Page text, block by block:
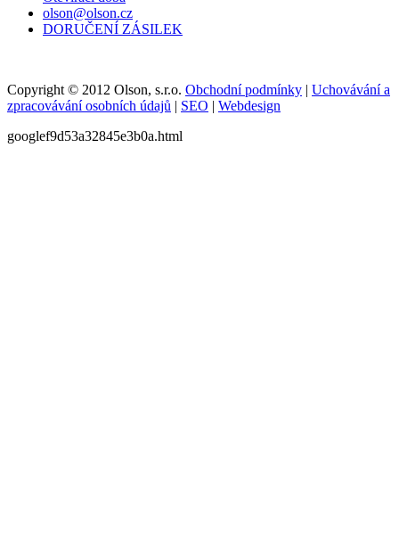
olson@olson.cz
DORUČENÍ ZÁSILEK
Copyright © 2012 Olson, s.r.o. Obchodní podmínky | Uchovávání a
zpracovávání osobních údajů | SEO | Webdesign
googlef9d53a32845e3b0a.html